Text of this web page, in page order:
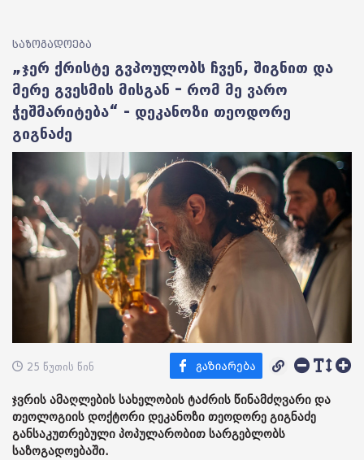
საზოგადოება
„ჯერ ქრისტე გვპოულობს ჩვენ, შიგნით და
მერე გვესმის მისგან – რომ მე ვარო
ჭეშმარიტება“ - დეკანოზი თეოდორე
გიგნაძე
25 წუთის წინ
ჯვრის ამაღლების სახელობის ტაძრის წინამძღვარი და
თეოლოგიის დოქტორი დეკანოზი თეოდორე გიგნაძე
განსაკუთრებული პოპულარობით სარგებლობს
საზოგადოებაში.